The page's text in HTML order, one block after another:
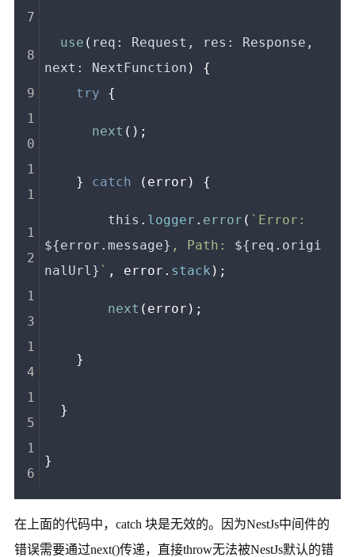
use ( req: Request, res: Response,
next: NextFunction ) {
try {
next ();
    }
catch (error) {
this . logger . error (
${error.message} , Path: ${req.origi
nalUrl} ` , error. stack );
next (error);
    }
  }
}
在上面的代码中，catch 块是无效的。因为NestJs中间件的
错误需要通过next()传递，直接throw无法被NestJs默认的错